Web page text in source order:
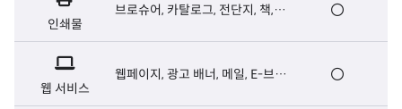
인쇄물
브로슈어, 카탈로그, 전단지, 책,
웹 서비스
웹페이지, 광고 배너, 메일, E-브로